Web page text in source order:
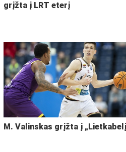
grįžta į LRT eterį
M. Valinskas grįžta į